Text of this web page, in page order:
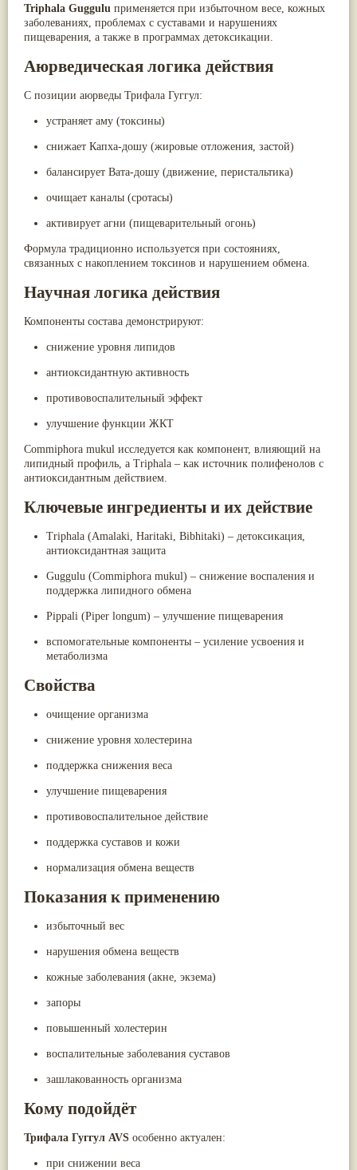
Triphala Guggulu применяется при избыточном весе, кожных
заболеваниях, проблемах с суставами и нарушениях
пищеварения, а также в программах детоксикации.
Аюрведическая логика действия
С позиции аюрведы Трифала Гуггул:
устраняет аму (токсины)
снижает Капха-дошу (жировые отложения, застой)
балансирует Вата-дошу (движение, перистальтика)
очищает каналы (сротасы)
активирует агни (пищеварительный огонь)
Формула традиционно используется при состояниях,
связанных с накоплением токсинов и нарушением обмена.
Научная логика действия
Компоненты состава демонстрируют:
снижение уровня липидов
антиоксидантную активность
противовоспалительный эффект
улучшение функции ЖКТ
Commiphora mukul исследуется как компонент, влияющий на
липидный профиль, а Triphala – как источник полифенолов с
антиоксидантным действием.
Ключевые ингредиенты и их действие
Triphala (Amalaki, Haritaki, Bibhitaki) – детоксикация,
антиоксидантная защита
Guggulu (Commiphora mukul) – снижение воспаления и
поддержка липидного обмена
Pippali (Piper longum) – улучшение пищеварения
вспомогательные компоненты – усиление усвоения и
метаболизма
Свойства
очищение организма
снижение уровня холестерина
поддержка снижения веса
улучшение пищеварения
противовоспалительное действие
поддержка суставов и кожи
нормализация обмена веществ
Показания к применению
избыточный вес
нарушения обмена веществ
кожные заболевания (акне, экзема)
запоры
повышенный холестерин
воспалительные заболевания суставов
зашлакованность организма
Кому подойдёт
Трифала Гуггул AVS особенно актуален:
при снижении веса
Паслён черный(13)
Ипомея(12)
Коричник цейлонский(12)
Розовая соль(12)
Виноград(11)
Коровье молоко(11)
Патала(11)
Соссюрея/кушта(11)
Алойное дерево(10)
Пармелия(10)
Тмин обыкновенный(10)
Вишня гималайская(9)
Мурва(9)
Юстиция сосудистая/Васака
Жасмин(8)
Касторовое масло(8)
Мята(8)
more...